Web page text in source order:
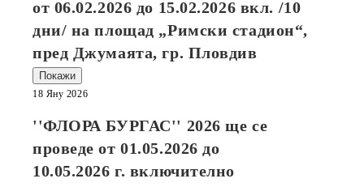
от 06.02.2026 до 15.02.2026 вкл. /10
дни/ на площад „Римски стадион“,
пред Джумаята, гр. Пловдив
Покажи
18 Яну 2026
''ФЛОРА БУРГАС'' 2026ще се
проведе от01.05.2026 до
10.05.2026 г. включително